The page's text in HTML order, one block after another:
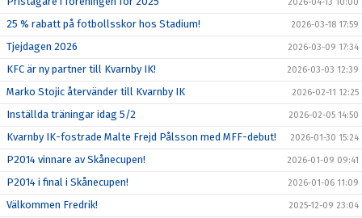
25 % rabatt på fotbollsskor hos Stadium! 2026-03-18 17:59
Tjejdagen 2026 2026-03-09 17:34
KFC är ny partner till Kvarnby IK! 2026-03-03 12:39
Marko Stojic återvänder till Kvarnby IK 2026-02-11 12:25
Inställda träningar idag 5/2 2026-02-05 14:50
Kvarnby IK-fostrade Malte Frejd Pålsson med MFF-debut! 2026-01-30 15:24
P2014 vinnare av Skånecupen! 2026-01-09 09:41
P2014 i final i Skånecupen! 2026-01-06 11:09
Välkommen Fredrik! 2025-12-09 23:04